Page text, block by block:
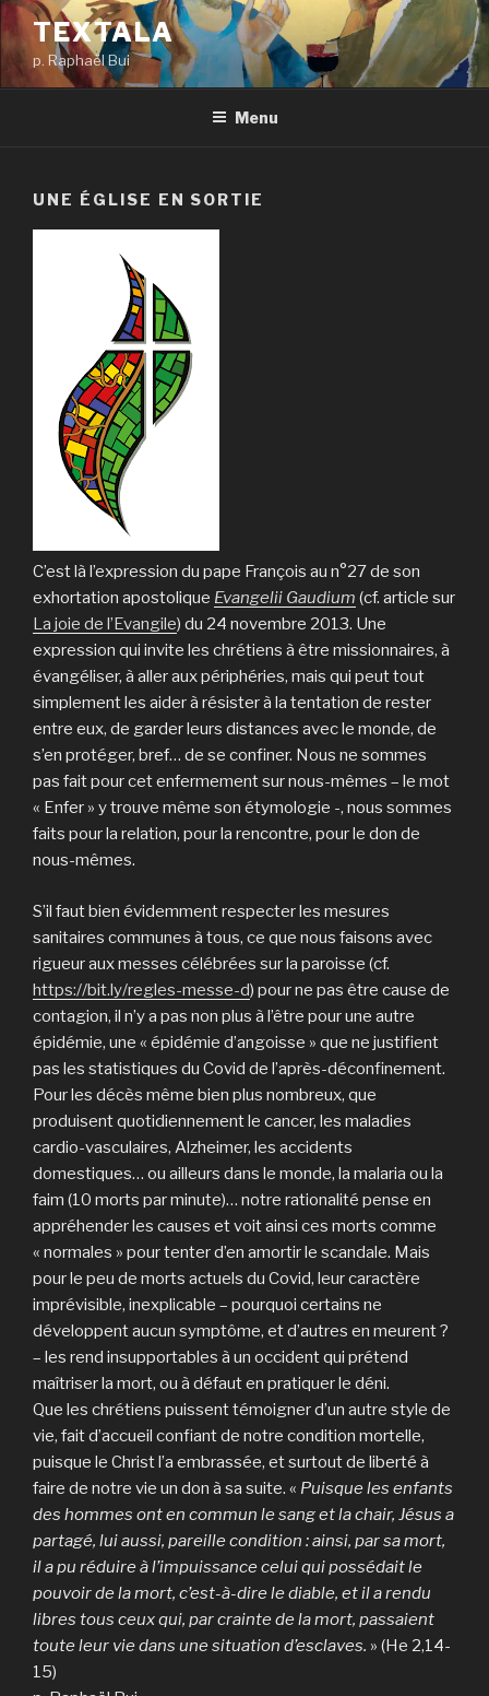
Aller
au
contenu
principal
TEXTALA
p. Raphaël Bui
Menu
UNE ÉGLISE EN SORTIE
C’est là l’expression du pape François au n°27 de son
exhortation apostolique Evangelii Gaudium (cf. article sur
La joie de l’Evangile) du 24 novembre 2013. Une
expression qui invite les chrétiens à être missionnaires, à
évangéliser, à aller aux périphéries, mais qui peut tout
simplement les aider à résister à la tentation de rester
entre eux, de garder leurs distances avec le monde, de
s’en protéger, bref… de se confiner. Nous ne sommes
pas fait pour cet enfermement sur nous-mêmes – le mot
« Enfer » y trouve même son étymologie -, nous sommes
faits pour la relation, pour la rencontre, pour le don de
nous-mêmes.
S’il faut bien évidemment respecter les mesures
sanitaires communes à tous, ce que nous faisons avec
rigueur aux messes célébrées sur la paroisse (cf.
https://bit.ly/regles-messe-d) pour ne pas être cause de
contagion, il n’y a pas non plus à l’être pour une autre
épidémie, une « épidémie d’angoisse » que ne justifient
pas les statistiques du Covid de l’après-déconfinement.
Pour les décès même bien plus nombreux, que
produisent quotidiennement le cancer, les maladies
cardio-vasculaires, Alzheimer, les accidents
domestiques… ou ailleurs dans le monde, la malaria ou la
faim (10 morts par minute)… notre rationalité pense en
appréhender les causes et voit ainsi ces morts comme
« normales » pour tenter d’en amortir le scandale. Mais
pour le peu de morts actuels du Covid, leur caractère
imprévisible, inexplicable – pourquoi certains ne
développent aucun symptôme, et d’autres en meurent ?
– les rend insupportables à un occident qui prétend
maîtriser la mort, ou à défaut en pratiquer le déni.
Que les chrétiens puissent témoigner d’un autre style de
vie, fait d’accueil confiant de notre condition mortelle,
puisque le Christ l’a embrassée, et surtout de liberté à
faire de notre vie un don à sa suite. « Puisque les enfants
des hommes ont en commun le sang et la chair, Jésus a
partagé, lui aussi, pareille condition : ainsi, par sa mort,
il a pu réduire à l’impuissance celui qui possédait le
pouvoir de la mort, c’est-à-dire le diable, et il a rendu
libres tous ceux qui, par crainte de la mort, passaient
toute leur vie dans une situation d’esclaves. » (He 2,14-
15)